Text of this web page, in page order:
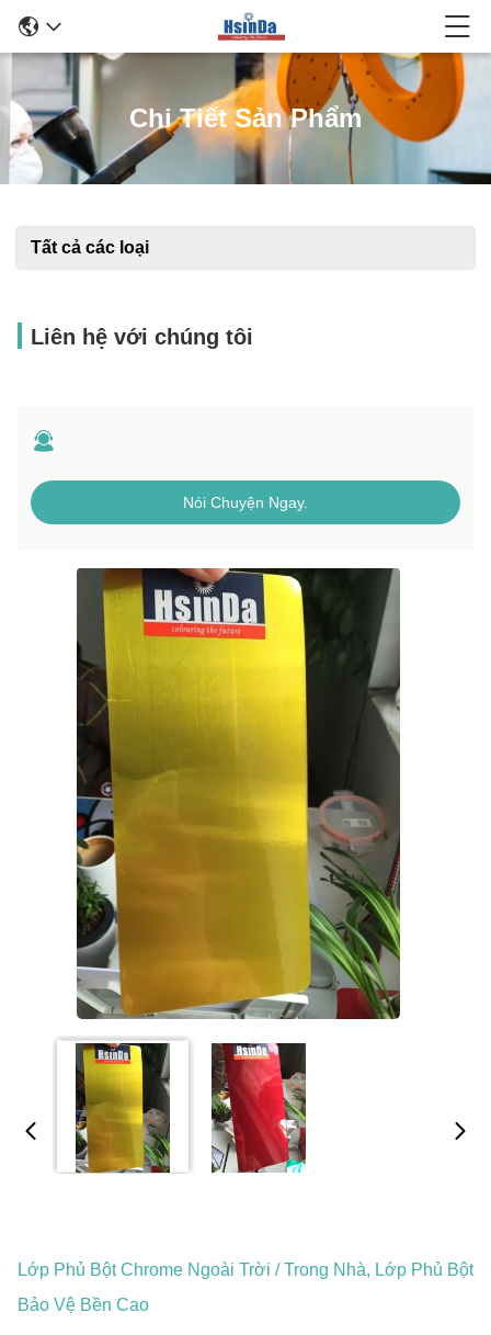
Chi Tiết Sản Phẩm
Tất cả các loại
Liên hệ với chúng tôi
Nói Chuyện Ngay.
Lớp Phủ Bột Chrome Ngoài Trời / Trong Nhà, Lớp Phủ Bột
Bảo Vệ Bền Cao